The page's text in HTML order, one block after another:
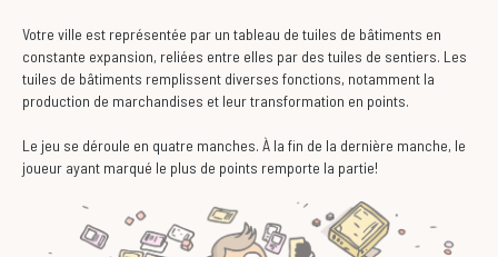
Votre ville est représentée par un tableau de tuiles de bâtiments en
constante expansion, reliées entre elles par des tuiles de sentiers. Les
tuiles de bâtiments remplissent diverses fonctions, notamment la
production de marchandises et leur transformation en points.
Le jeu se déroule en quatre manches. À la fin de la dernière manche, le
joueur ayant marqué le plus de points remporte la partie!